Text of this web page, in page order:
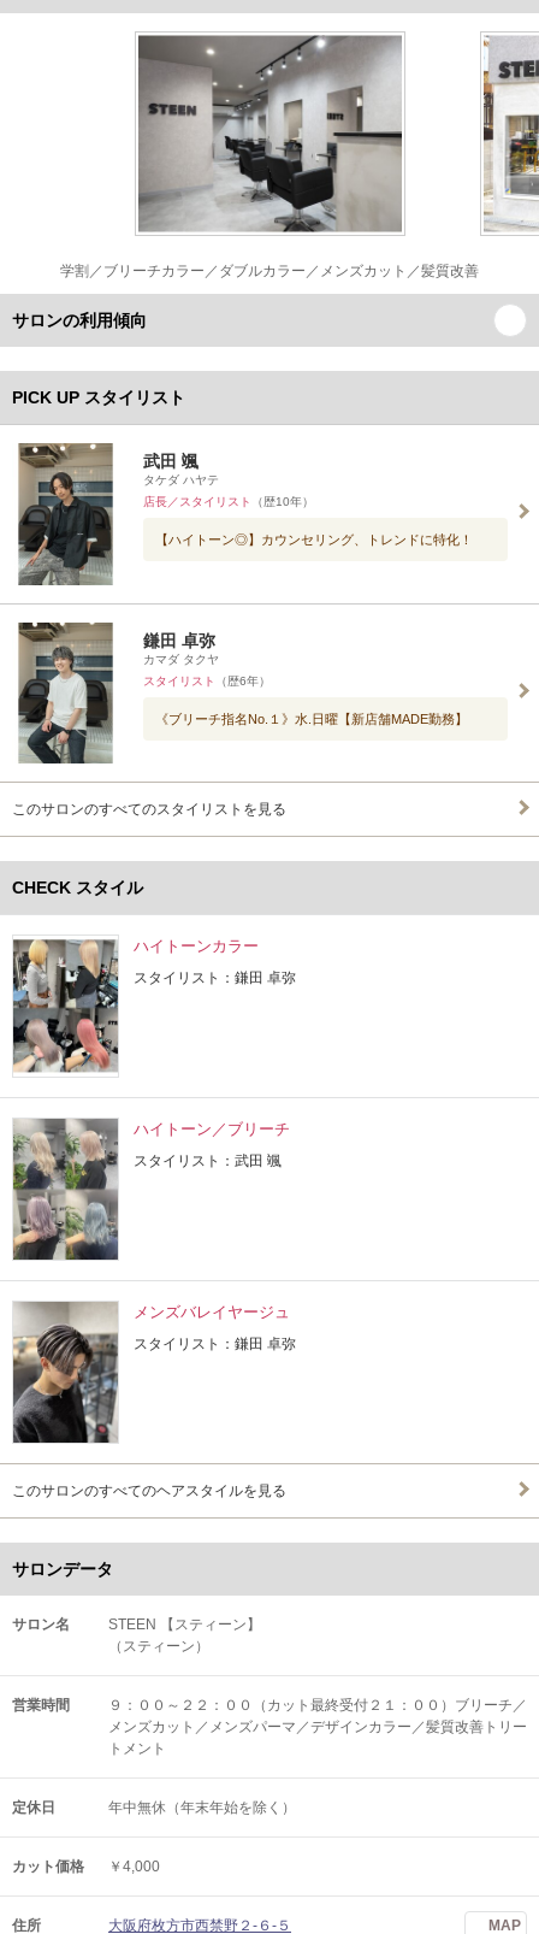
学割／ブリーチカラー／ダブルカラー／メンズカット／髪質改善
サロンの利用傾向
PICK UP スタイリスト
武田 颯
タケダ ハヤテ
店長／スタイリスト
（歴10年）
【ハイトーン◎】カウンセリング、トレンドに特化！
鎌田 卓弥
カマダ タクヤ
スタイリスト
（歴6年）
《ブリーチ指名No.１》水.日曜【新店舗MADE勤務】
このサロンのすべてのスタイリストを見る
CHECK スタイル
ハイトーンカラー
スタイリスト：鎌田 卓弥
ハイトーン／ブリーチ
スタイリスト：武田 颯
メンズバレイヤージュ
スタイリスト：鎌田 卓弥
このサロンのすべてのヘアスタイルを見る
サロンデータ
サロン名
STEEN 【スティーン】
（スティーン）
営業時間
９：００～２２：００（カット最終受付２１：００）ブリーチ／
メンズカット／メンズパーマ／デザインカラー／髪質改善トリー
トメント
定休日 年中無休（年末年始を除く）
カット価格 ￥4,000
住所 大阪府枚方市西禁野２-６-５ MAP